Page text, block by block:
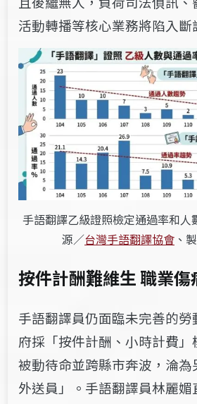
活動轉播等核心業務將陷入斷
手語翻譯乙級證照檢定通過率和人
源／台灣手語翻譯協會 、
按件計酬難維生 職業傷
手語翻譯員仍面臨未完善的
府採「按件計酬、小時計費
被動待命並跨縣市奔波，淪
外送員」。手語翻譯員林麗媚